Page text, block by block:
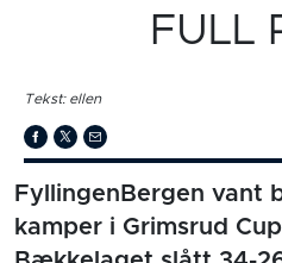
FULL
Tekst: ellen
FyllingenBergen vant
kamper i Grimsrud